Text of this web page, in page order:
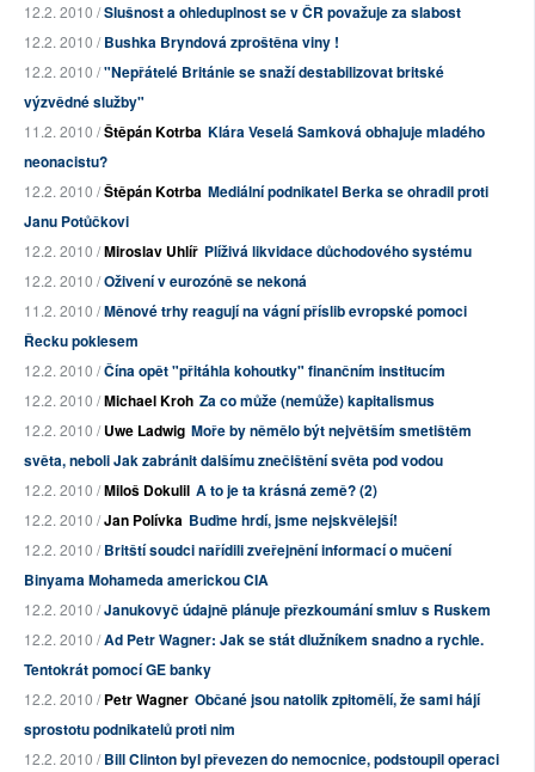
12.2. 2010 /Slušnost a ohleduplnost se v ČR považuje za slabost
12.2. 2010 /Bushka Bryndová zproštěna viny !
12.2. 2010 /"Nepřátelé Británie se snaží destabilizovat britské
výzvědné služby"
11.2. 2010 /Štěpán Kotrba Klára Veselá Samková obhajuje mladého
neonacistu?
12.2. 2010 /Štěpán Kotrba Mediální podnikatel Berka se ohradil proti
Janu Potůčkovi
12.2. 2010 /Miroslav Uhlíř Plíživá likvidace důchodového systému
12.2. 2010 /Oživení v eurozóně se nekoná
11.2. 2010 /Měnové trhy reagují na vágní příslib evropské pomoci
Řecku poklesem
12.2. 2010 /Čína opět "přitáhla kohoutky" finančním institucím
12.2. 2010 /Michael Kroh Za co může (nemůže) kapitalismus
12.2. 2010 /Uwe Ladwig Moře by němělo být největším smetištěm
světa, neboli Jak zabránit dalšímu znečištění světa pod vodou
12.2. 2010 /Miloš Dokulil A to je ta krásná země? (2)
12.2. 2010 /Jan Polívka Buďme hrdí, jsme nejskvělejší!
12.2. 2010 /Britští soudci nařídili zveřejnění informací o mučení
Binyama Mohameda americkou CIA
12.2. 2010 /Janukovyč údajně plánuje přezkoumání smluv s Ruskem
12.2. 2010 /Ad Petr Wagner: Jak se stát dlužníkem snadno a rychle.
Tentokrát pomocí GE banky
12.2. 2010 /Petr Wagner Občané jsou natolik zpitomělí, že sami hájí
sprostotu podnikatelů proti nim
12.2. 2010 /Bill Clinton byl převezen do nemocnice, podstoupil operaci